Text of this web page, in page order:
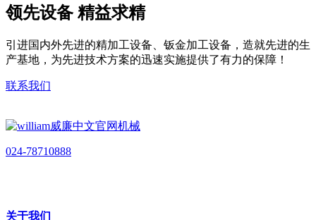
领先设备 精益求精
引进国内外先进的精加工设备、钣金加工设备，造就先进的生
产基地，为先进技术方案的迅速实施提供了有力的保障！
联系我们
024-78710888
关于我们